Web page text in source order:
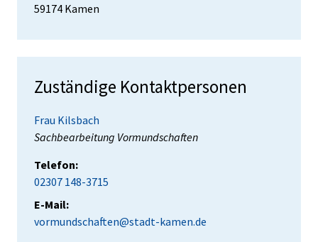
PLZ:
59174 Ort:
Kamen
Zuständige Kontaktpersonen
Frau Kilsbach
Position:
Sachbearbeitung Vormundschaften
Telefon:
02307 148-3715
E-Mail:
vormundschaften@stadt-kamen.de